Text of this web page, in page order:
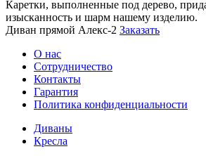
Каретки, выполненные под дерево,
изысканность и шарм нашему изделию.
Диван прямой Алекс-2 Заказать
О нас
Сотрудничество
Контакты
Гарантия
Политика конфиденциальности
Диваны
Кресла